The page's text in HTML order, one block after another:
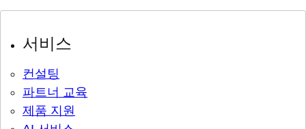
서비스
컨설팅
파트너 교육
제품 지원